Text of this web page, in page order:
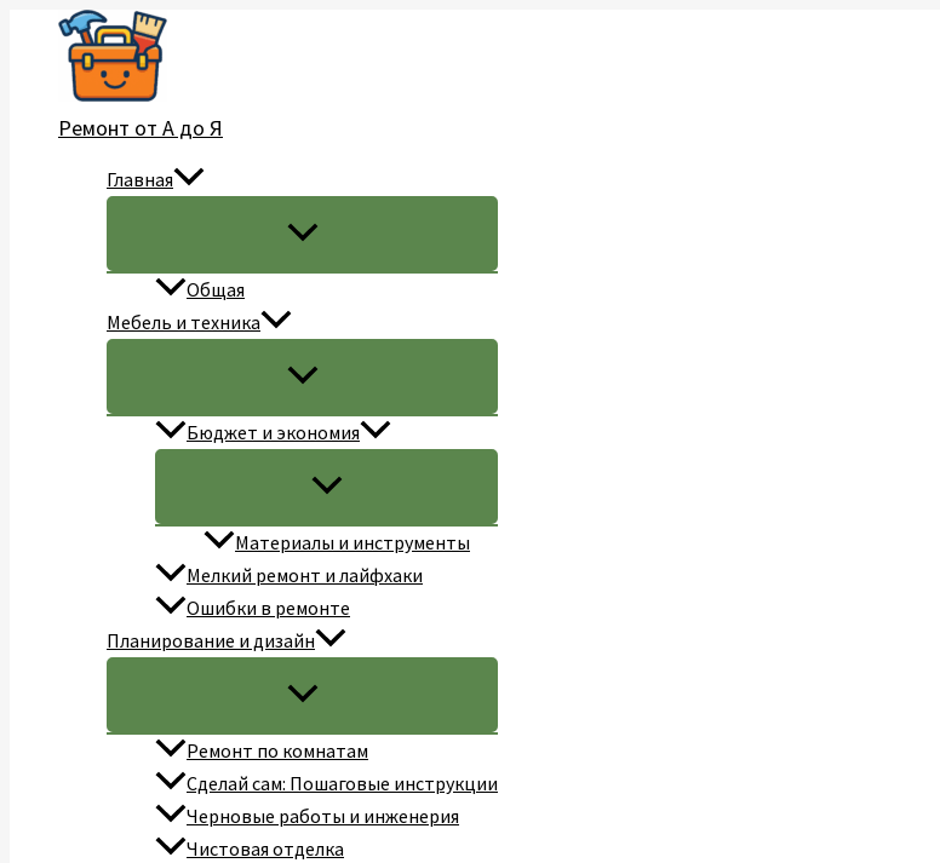
Перейти
содержимому
Ремонт от А до Я
Главная
Общая
Мебель и техника
Бюджет и экономия
Материалы и инструменты
Мелкий ремонт и лайфхаки
Ошибки в ремонте
Планирование и дизайн
Ремонт по комнатам
Сделай сам: Пошаговые инструкции
Черновые работы и инженерия
Чистовая отделка